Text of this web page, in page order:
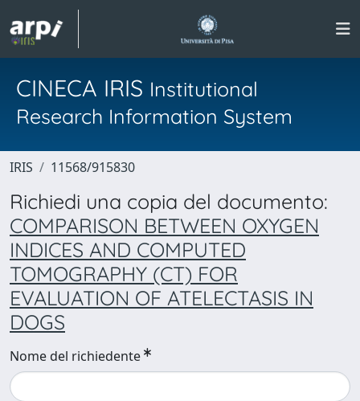
CINECA IRIS Institutional
Research Information System
IRIS 11568/915830
Richiedi una copia del documento:
COMPARISON BETWEEN OXYGEN
INDICES AND COMPUTED
TOMOGRAPHY (CT) FOR
EVALUATION OF ATELECTASIS IN
DOGS
Nome del richiedente